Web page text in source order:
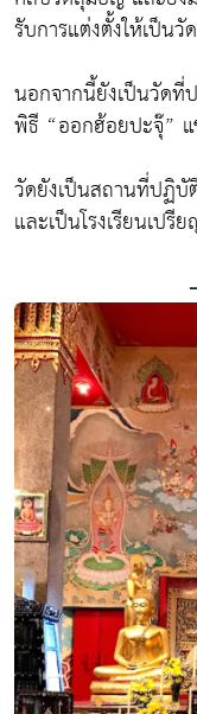
รับการแต่งตั้งให้เป็น
นอกจากนี้ยังเป็นวัดที่
พิธี “ออกฮ้อยปะจุ๊”
วัดยังเป็นสถานที่ปฏิบั
และเป็นโรงเรียนเปรี